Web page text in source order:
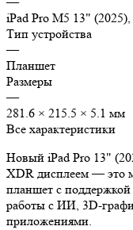
iPad Pro M5 13"
Тип устройства
—
Планшет
Размеры
—
281.6 × 215.5 × 5.1 мм
Все характеристики
Новый iPad Pro 13"
XDR дисплеем — это
планшет с
работы с ИИ,
приложениями.